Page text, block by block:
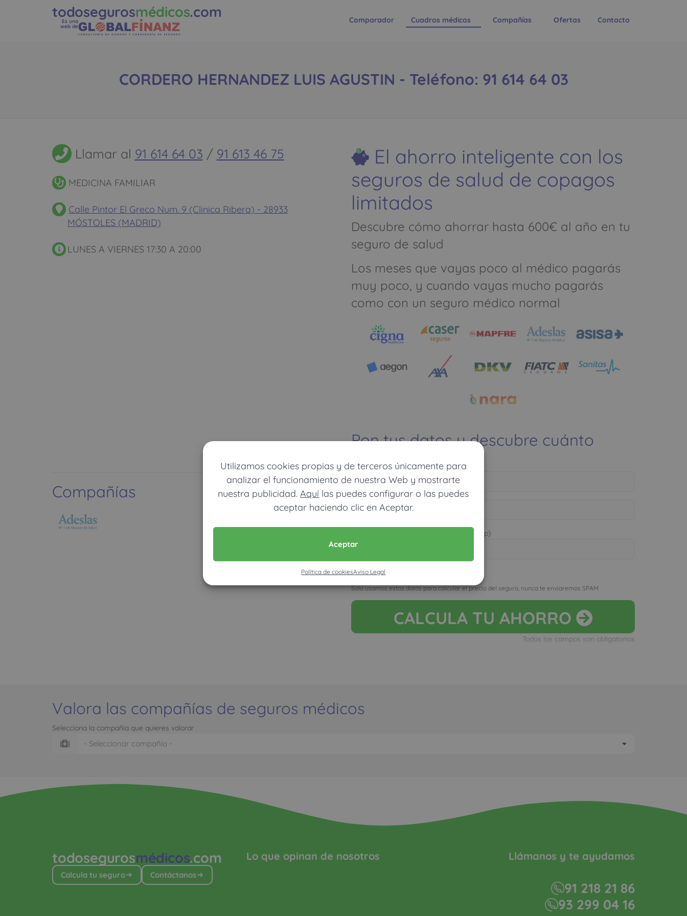
Utilizamos cookies propias y de terceros únicamente para
analizar el funcionamiento de nuestra Web y mostrarte
nuestra publicidad.Aquí las puedes configurar o las puedes
aceptar haciendo clic en Aceptar.
Aceptar
Política de cookiesAviso Legal
todosegurosmédicos.com
Es una
web de
Comparador Cuadros médicos Compañías Ofertas Contacto
CORDERO HERNANDEZ LUIS AGUSTIN - Teléfono: 91 614 64 03
Llamar al 91 614 64 03 / 91 613 46 75
MEDICINA FAMILIAR
Calle Pintor El Greco Num. 9 (Clinica Ribera) - 28933
MÓSTOLES (MADRID)
LUNES A VIERNES 17:30 A 20:00
Compañías
El ahorro inteligente con los
seguros de salud de copagos
limitados
Descubre cómo ahorrar hasta 600€ al año en tu
seguro de salud
Los meses que vayas poco al médico pagarás
muy poco, y cuando vayas mucho pagarás
como con un seguro médico normal
Pon tus datos y descubre cuánto
dinero ahorrarías
Móvil (Enviamos resultados vía WhatsApp)
Acepto la nota legal y RGPD
Solo usamos estos datos para calcular el precio del seguro, nunca te enviaremos SPAM
CALCULA TU AHORRO
Todos los campos son obligatorios
Valora las compañías de seguros médicos
Selecciona la compañía que quieres valorar
todosegurosmédicos.com
Calcula tu seguro Contáctanos
Lo que opinan de nosotros Llámanos y te ayudamos
91 218 21 86
93 299 04 16